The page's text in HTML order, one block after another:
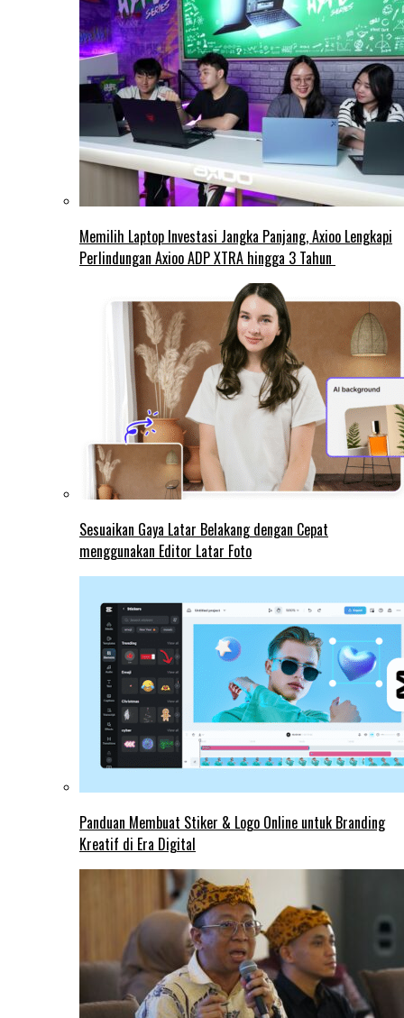
Memilih Laptop Investasi Jangka Panjang, Axioo Lengkapi
Perlindungan Axioo ADP XTRA hingga 3 Tahun
Sesuaikan Gaya Latar Belakang dengan Cepat
menggunakan Editor Latar Foto
Panduan Membuat Stiker & Logo Online untuk Branding
Kreatif di Era Digital